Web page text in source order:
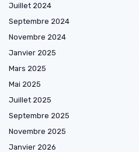
Juillet 2024
Septembre 2024
Novembre 2024
Janvier 2025
Mars 2025
Mai 2025
Juillet 2025
Septembre 2025
Novembre 2025
Janvier 2026